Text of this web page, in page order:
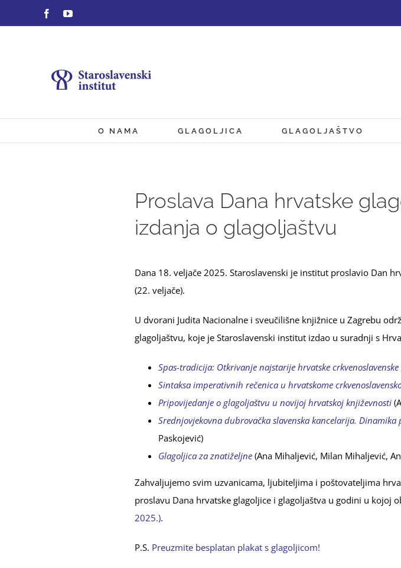
to
FacebookYouTube
O NAMA GLAGOLJICA GLAGOLJAŠTVO
Proslava Dana hrvatske
izdanja o glagoljaštvu
Dana 18. veljače 2025. Staroslavenski je institut proslavio Dan
(22. veljače).
U dvorani Judita Nacionalne i sveučilišne knjižnice u Zagrebu
glagoljaštvu, koje je Staroslavenski institut izdao u suradnji s
Spas-tradicija: Otkrivanje najstarije hrvatske
Sintaksa imperativnih rečenica u hrvatskome
Pripovijedanje o glagoljaštvu u novijoj hrvatskoj književnosti
Srednjovjekovna dubrovačka slavenska kancelarija.
Paskojević)
Glagoljica za znatiželjne (Ana Mihaljević, Milan Mihaljević,
Zahvaljujemo svim uzvanicama, ljubiteljima i poštovateljima
proslavu Dana hrvatske glagoljice i glagoljaštva u godini u kojoj
2025.).
P.S. Preuzmite besplatan plakat s glagoljicom!